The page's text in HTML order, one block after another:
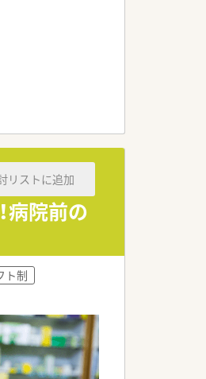
従業員満足
病院前の
リストに追加
ト制